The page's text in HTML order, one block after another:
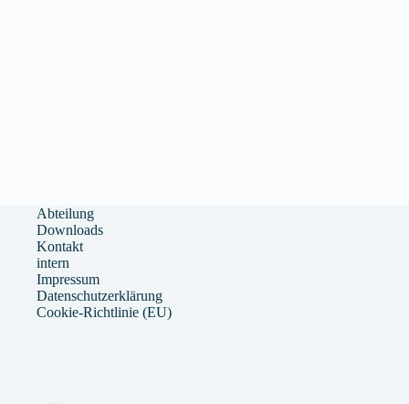
Abteilung
Downloads
Kontakt
intern
Impressum
Datenschutzerklärung
Cookie-Richtlinie (EU)